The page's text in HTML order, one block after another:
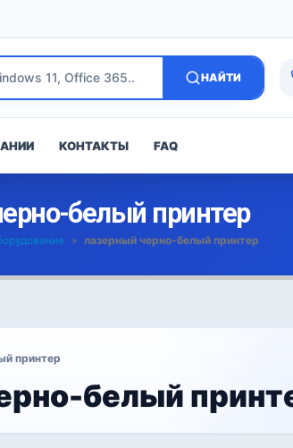
НАЙТИ
КОНТАКТЫ FAQ
белый принтер
» лазерный черно-белый принтер
принтер
белый